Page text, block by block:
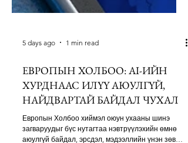
5 days ago 1 min read
ЕВРОПЫН ХОЛБОО: AI-ИЙН
ХУРДНААС ИЛҮҮ АЮУЛГҮЙ,
НАЙДВАРТАЙ БАЙДАЛ ЧУХАЛ